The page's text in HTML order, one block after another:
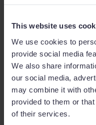
This website uses
We use cookies to
provide social media
We also share
our social media,
may combine it with
provided to them or
of their services.
CRM per Venditori
Software Gestionale
Gestione Rete Vendita